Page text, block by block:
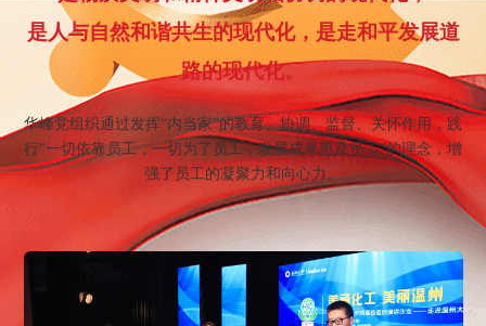
是人与自然和谐共生的现代化，是走和平发展道
路的现代化。
华峰党组织通过发挥“内当家”的教育、协调、监督、关怀作用，践
行“一切依靠员工，一切为了员工，发展成果惠及员工”的理念，增
强了员工的凝聚力和向心力。